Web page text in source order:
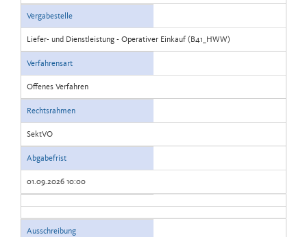
Vergabestelle
Liefer- und Dienstleistung - Operativer Einkauf (B41_HWW)
Verfahrensart
Offenes Verfahren
Rechtsrahmen
SektVO
Abgabefrist
01.09.2026 10:00
Ausschreibung